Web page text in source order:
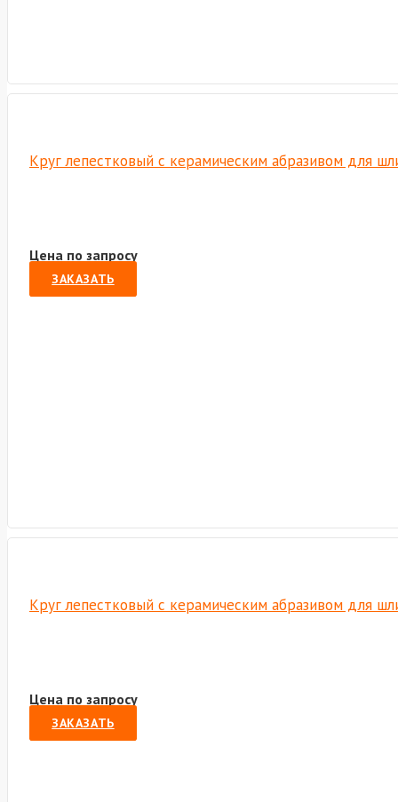
Круг лепестковый с керамическим абразивом для
Цена по запросу
ЗАКАЗАТЬ
Круг лепестковый с керамическим абразивом для
Цена по запросу
ЗАКАЗАТЬ